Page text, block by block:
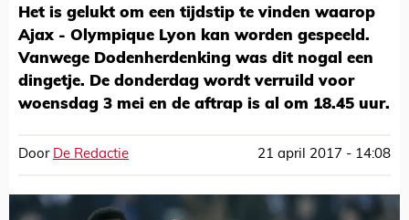
Het is gelukt om een tijdstip te vinden waarop
Ajax - Olympique Lyon kan worden gespeeld.
Vanwege Dodenherdenking was dit nogal een
dingetje. De donderdag wordt verruild voor
woensdag 3 mei en de aftrap is al om 18.45 uur.
Door De Redactie 21 april 2017 - 14:08